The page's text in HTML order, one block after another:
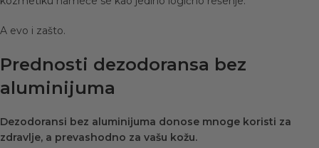
A evo i zašto.
Prednosti dezodoransa bez
aluminijuma
Dezodoransi bez aluminijuma donose mnoge koristi za
zdravlje, a prevashodno za vašu kožu.